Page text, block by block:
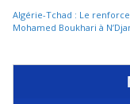
Algérie-Tchad : Le
Mohamed Boukhari à